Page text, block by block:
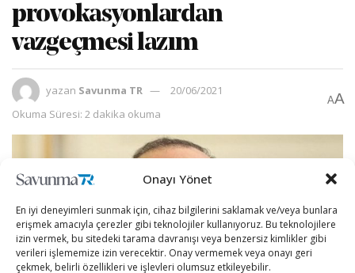
Onayı Yönet
En iyi deneyimleri sunmak için, cihaz bilgilerini saklamak ve/veya bunlara
erişmek amacıyla çerezler gibi teknolojiler kullanıyoruz. Bu teknolojilere
izin vermek, bu sitedeki tarama davranışı veya benzersiz kimlikler gibi
verileri işlememize izin verecektir. Onay vermemek veya onayı geri
çekmek, belirli özellikleri ve işlevleri olumsuz etkileyebilir.
provokasyonlardan
vazgeçmesi lazım
yazan Savunma TR
20/06/2021
Okuma Süresi: 2 dakika okuma
AA